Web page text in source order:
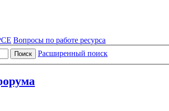
Вопросы по работе ресурса
Поиск Расширенный поиск